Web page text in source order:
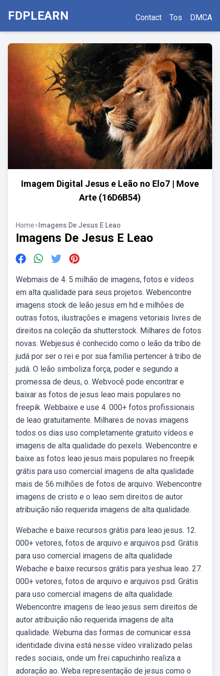
FDPLEARN Contact Tos DMCA
Imagem Digital Jesus e Leão no Elo7 | Move
Arte (16D6B54)
Home> Imagens De Jesus E Leao
Imagens De Jesus E Leao
Webmais de 4. 5 milhão de imagens, fotos e vídeos
em alta qualidade para seus projetos. Webencontre
imagens stock de leão jesus em hd e milhões de
outras fotos, ilustrações e imagens vetoriais livres de
direitos na coleção da shutterstock. Milhares de fotos
novas. Webjesus é conhecido como o leão da tribo de
judá por ser o rei e por sua família pertencer à tribo de
judá. O leão simboliza força, poder e segundo a
promessa de deus, o. Webvocê pode encontrar e
baixar as fotos de jesus leao mais populares no
freepik. Webbaixe e use 4. 000+ fotos profissionais
de leao gratuitamente. Milhares de novas imagens
todos os dias uso completamente gratuito vídeos e
imagens de alta qualidade do pexels. Webencontre e
baixe as fotos leao jesus mais populares no freepik
grátis para uso comercial imagens de alta qualidade
mais de 56 milhões de fotos de arquivo. Webencontre
imagens de cristo e o leao sem direitos de autor
atribuição não requerida imagens de alta qualidade.
Webache e baixe recursos grátis para leao jesus. 12.
000+ vetores, fotos de arquivo e arquivos psd. Grátis
para uso comercial imagens de alta qualidade
Webache e baixe recursos grátis para yeshua leao. 27.
000+ vetores, fotos de arquivo e arquivos psd. Grátis
para uso comercial imagens de alta qualidade.
Webencontre imagens de leao jesus sem direitos de
autor atribuição não requerida imagens de alta
qualidade. Webuma das formas de comunicar essa
identidade divina está nesse vídeo viralizado pelas
redes sociais, onde um frei capuchinho realiza a
adoração ao. Weba representação de jesus como o